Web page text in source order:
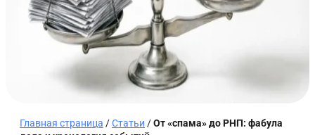
Главная страница /Статьи /От «спама» до РНП: фабула